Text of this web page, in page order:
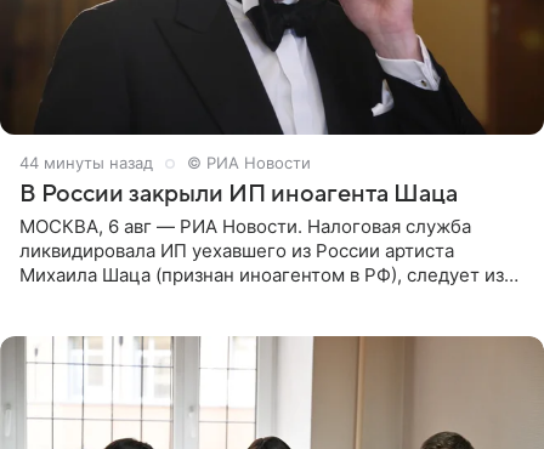
44 минуты назад © РИА Новости
В России закрыли ИП иноагента Шаца
МОСКВА, 6 авг — РИА Новости. Налоговая служба
ликвидировала ИП уехавшего из России артиста
Михаила Шаца (признан иноагентом в РФ), следует из